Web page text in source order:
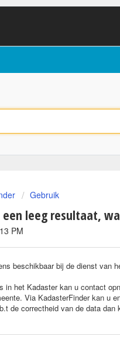
Gebruik
leeg resultaat,
PM
beschikbaar bij de dienst van
in het Kadaster kan u contact
Via KadasterFinder kan u
de correctheid van de data